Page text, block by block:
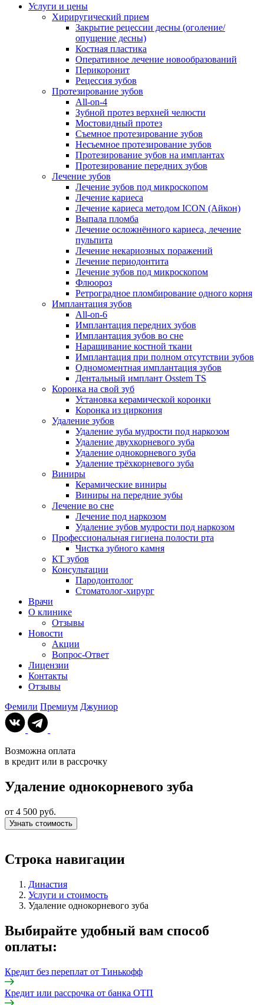
Услуги и цены
Хириругический прием
Закрытие рецессии десны (оголение/
опущение десны)
Костная пластика
Оперативное лечение новообразований
Перикоронит
Рецессия зубов
Протезирование зубов
All-on-4
Зубной протез верхней челюсти
Мостовидный протез
Съемное протезирование зубов
Несъемное протезирование зубов
Протезирование зубов на имплантах
Протезирование передних зубов
Лечение зубов
Лечение зубов под микроскопом
Лечение кариеса
Лечение кариеса методом ICON (Айкон)
Выпала пломба
Лечение осложнённого кариеса, лечение
пульпита
Лечение некариозных поражений
Лечение периодонтита
Лечение зубов под микроскопом
Флюороз
Ретроградное пломбирование одного корня
Имплантация зубов
All-on-6
Имплантация передних зубов
Имплантация зубов во сне
Наращивание костной ткани
Имплантация при полном отсутствии зубов
Одномоментная имплантация зубов
Дентальный имплант Osstem TS
Коронка на свой зуб
Установка керамической коронки
Коронка из циркония
Удаление зубов
Удаление зуба мудрости под наркозом
Удаление двухкорневого зуба
Удаление однокорневого зуба
Удаление трёхкорневого зуба
Виниры
Керамические виниры
Виниры на передние зубы
Лечение во сне
Лечение под наркозом
Удаление зубов мудрости под наркозом
Профессиональная гигиена полости рта
Чистка зубного камня
КТ зубов
Консультации
Пародонтолог
Стоматолог-хирург
Врачи
О клинике
Отзывы
Новости
Акции
Вопрос-Ответ
Лицензии
Контакты
Отзывы
Фемили Премиум Джуниор
Возможна оплата
в кредит или в рассрочку
Удаление однокорневого зуба
от 4 500 руб.
Узнать стоимость
Строка навигации
Династия
Услуги и стоимость
Удаление однокорневого зуба
Выбирайте удобный вам способ
оплаты:
Кредит без переплат от Тинькофф
Кредит или рассрочка от банка ОТП